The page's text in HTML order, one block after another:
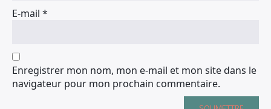
E-mail *
Enregistrer mon nom, mon e-mail et mon site dans le
navigateur pour mon prochain commentaire.